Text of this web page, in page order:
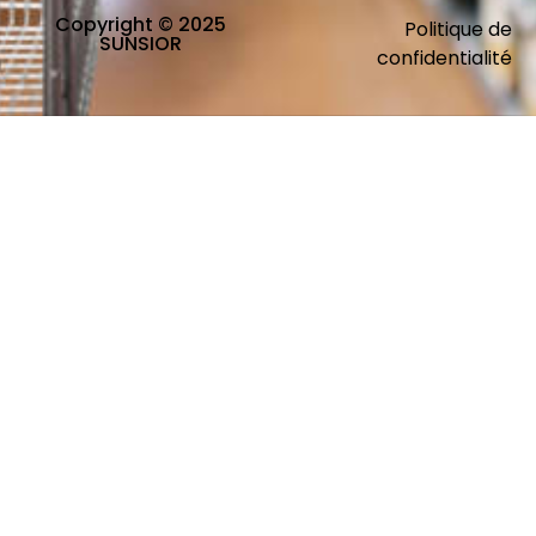
Copyright © 2025
SUNSIOR
Politique de
confidentialité